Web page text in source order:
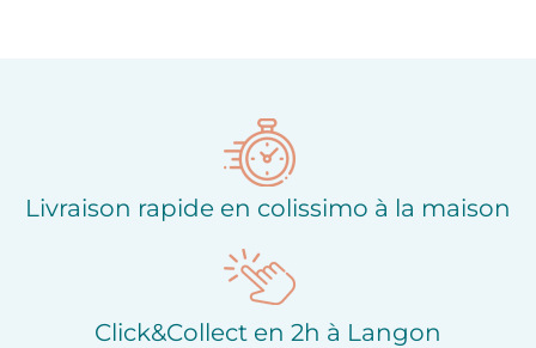
Livraison rapide en colissimo à la maison
Click&Collect en 2h à Langon